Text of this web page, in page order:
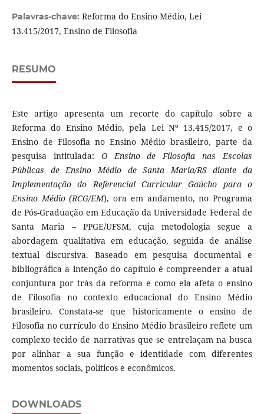
Palavras-chave: Reforma do Ensino Médio, Lei
13.415/2017, Ensino de Filosofia
RESUMO
Este artigo apresenta um recorte do capítulo sobre a
Reforma do Ensino Médio, pela Lei Nº 13.415/2017, e o
Ensino de Filosofia no Ensino Médio brasileiro, parte da
pesquisa intitulada: O Ensino de Filosofia nas Escolas
Públicas de Ensino Médio de Santa Maria/RS diante da
Implementação do Referencial Curricular Gaúcho para o
Ensino Médio (RCG/EM), ora em andamento, no Programa
de Pós-Graduação em Educação da Universidade Federal de
Santa Maria – PPGE/UFSM, cuja metodologia segue a
abordagem qualitativa em educação, seguida de análise
textual discursiva. Baseado em pesquisa documental e
bibliográfica a intenção do capítulo é compreender a atual
conjuntura por trás da reforma e como ela afeta o ensino
de Filosofia no contexto educacional do Ensino Médio
brasileiro. Constata-se que historicamente o ensino de
Filosofia no currículo do Ensino Médio brasileiro reflete um
complexo tecido de narrativas que se entrelaçam na busca
por alinhar a sua função e identidade com diferentes
momentos sociais, políticos e econômicos.
DOWNLOADS